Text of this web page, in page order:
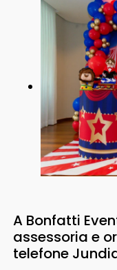
A Bonfatti
assessoria e
telefone